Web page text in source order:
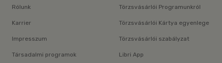
Rólunk
Karrier
Impresszum
Társadalmi programok
Törzsvásárlói Programunkról
Törzsvásárlói Kártya egyenlege
Törzsvásárlói szabályzat
Libri App